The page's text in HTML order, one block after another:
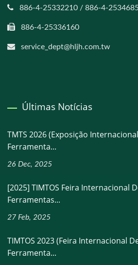
886-4-25332210 / 886-4-
886-4-25336160
service_dept@hljh.com.tw
Últimas Notícias
TMTS 2026 (Exposição
Ferramenta...
26 Dec, 2025
[2025] TIMTOS Feira Internacional
Ferramentas...
27 Feb, 2025
TIMTOS 2023 (Feira Internacional
Ferramenta...